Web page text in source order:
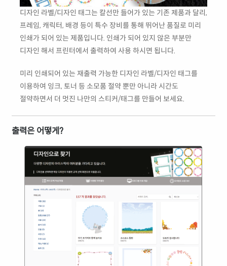
디자인 라벨/디자인 태그는 칼선만 들어가 있는 기존 제품과 달리,
프레임, 캐릭터, 배경 등이 특수 장비를 통해 뛰어난 품질로 미리
인쇄가 되어 있는 제품입니다. 인쇄가 되어 있지 않은 부분만
디자인 해서 프린터에서 출력하여 사용 하시면 됩니다.
미리 인쇄되어 있는 재출력 가능한 디자인 라벨/디자인 태그를
이용하여 잉크, 토너 등 소모품 절약 뿐만 아니라 시간도
절약하면서 더 멋진 나만의 스티커/태그를 만들어 보세요.
출력은 어떻게?